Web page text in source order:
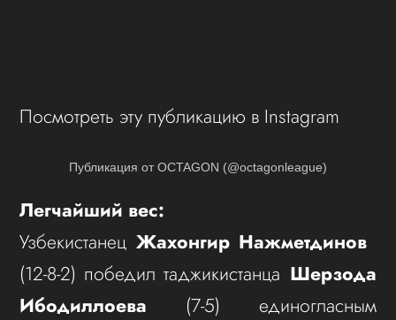
Посмотреть эту публикацию в Instagram
Публикация от OCTAGON (@octagonleague)
Легчайший вес:
Узбекистанец Жахонгир Нажметдинов
(12-8-2) победил таджикистанца Шерзода
Ибодиллоева (7-5) единогласным